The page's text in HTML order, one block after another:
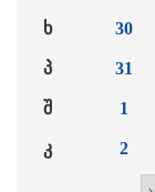
ხ
პ
შ
კ
30
31
1
2